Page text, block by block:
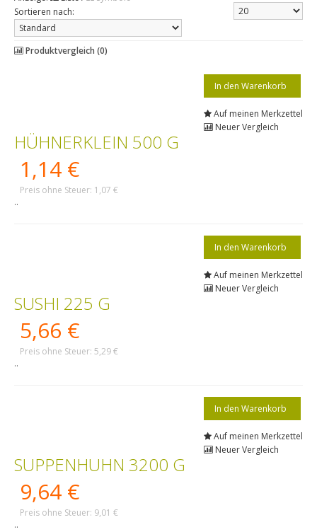
Sortieren nach:
Produktvergleich (0)
Auf meinen Merkzettel
Neuer Vergleich
HÜHNERKLEIN 500 G
1,14 €
Preis ohne Steuer: 1,07 €
..
Auf meinen Merkzettel
Neuer Vergleich
SUSHI 225 G
5,66 €
Preis ohne Steuer: 5,29 €
..
Auf meinen Merkzettel
Neuer Vergleich
SUPPENHUHN 3200 G
9,64 €
Preis ohne Steuer: 9,01 €
..